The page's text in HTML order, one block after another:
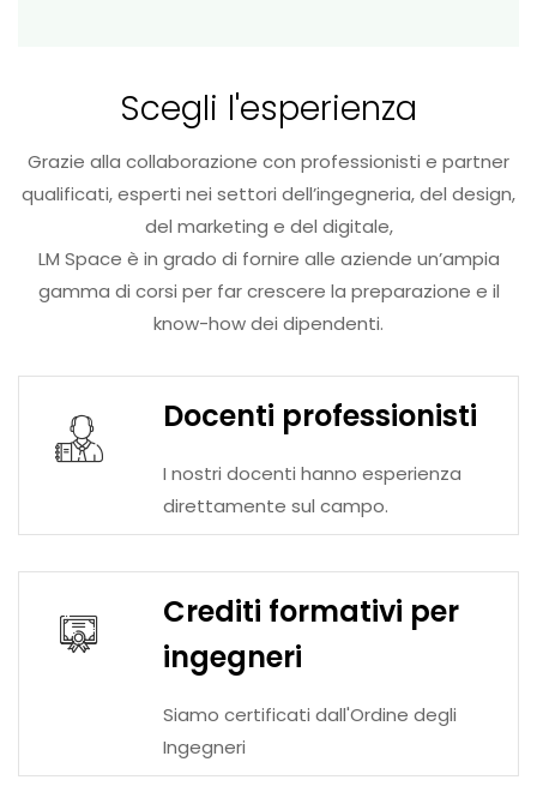
Scegli l'esperienza
Grazie alla collaborazione con professionisti e partner
qualificati, esperti nei settori dell’ingegneria, del design,
del marketing e del digitale,
LM Space è in grado di fornire alle aziende un’ampia
gamma di corsi per far crescere la preparazione e il
know-how dei dipendenti.
Docenti professionisti
I nostri docenti hanno esperienza
direttamente sul campo.
Crediti formativi per
ingegneri
Siamo certificati dall'Ordine degli
Ingegneri